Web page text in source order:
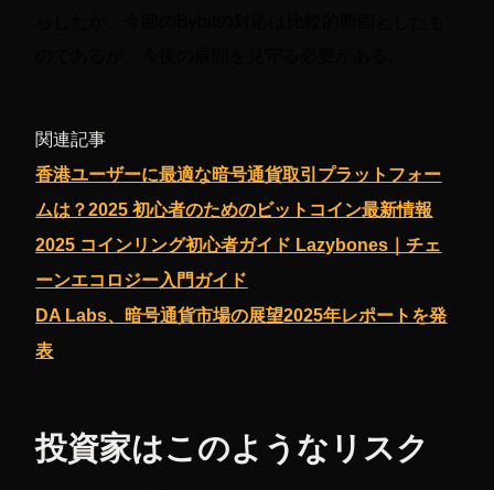
関連記事
香港ユーザーに最適な暗号通貨取引プラットフォー
ムは？2025 初心者のためのビットコイン最新情報
2025 コインリング初心者ガイド Lazybones｜チェ
ーンエコロジー入門ガイド
DA Labs、暗号通貨市場の展望2025年レポートを発
表
投資家はこのようなリスク